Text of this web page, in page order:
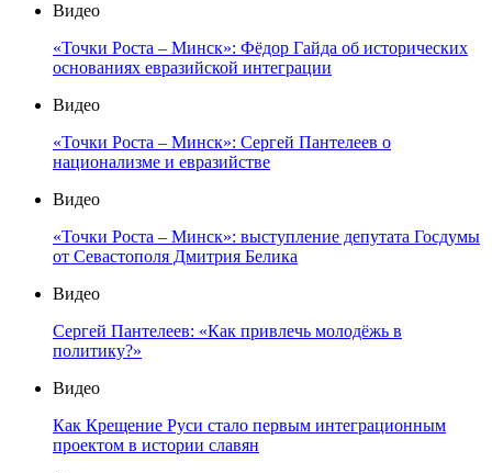
Видео
«Точки Роста – Минск»: Фёдор Гайда об исторических
основаниях евразийской интеграции
Видео
«Точки Роста – Минск»: Сергей Пантелеев о
национализме и евразийстве
Видео
«Точки Роста – Минск»: выступление депутата Госдумы
от Севастополя Дмитрия Белика
Видео
Сергей Пантелеев: «Как привлечь молодёжь в
политику?»
Видео
Как Крещение Руси стало первым интеграционным
проектом в истории славян